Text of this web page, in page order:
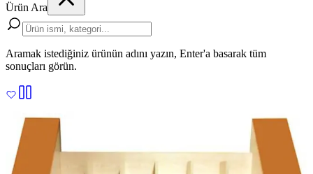
Ürün Ara
Aramak istediğiniz ürünün adını yazın, Enter'a basarak tüm
sonuçları görün.